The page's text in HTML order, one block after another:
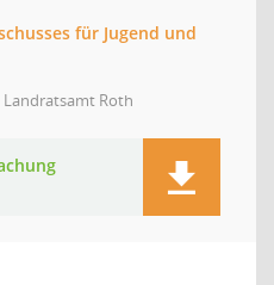
für Jugend und
Landratsamt Roth